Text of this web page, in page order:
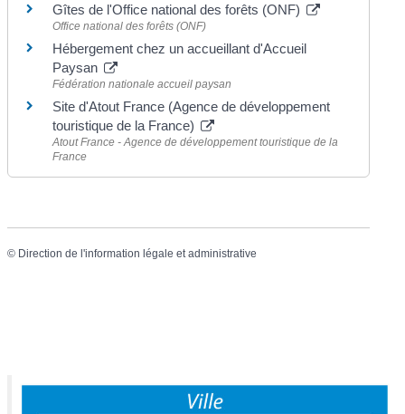
Gîtes de l'Office national des forêts (ONF)
Office national des forêts (ONF)
Hébergement chez un accueillant d'Accueil
Paysan
Fédération nationale accueil paysan
Site d'Atout France (Agence de développement
touristique de la France)
Atout France - Agence de développement touristique de la
France
© Direction de l'information légale et administrative